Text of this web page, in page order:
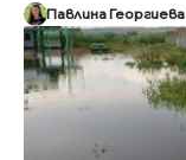
Павлина Георгиева